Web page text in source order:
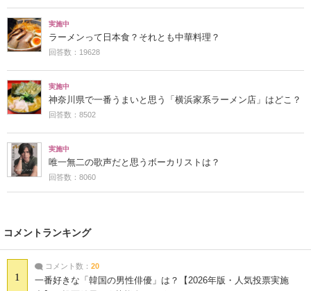
実施中
ラーメンって日本食？それとも中華料理？
回答数：19628
実施中
神奈川県で一番うまいと思う「横浜家系ラーメン店」はどこ？
回答数：8502
実施中
唯一無二の歌声だと思うボーカリストは？
回答数：8060
コメントランキング
1
コメント数： 20
一番好きな「韓国の男性俳優」は？【2026年版・人気投票実施